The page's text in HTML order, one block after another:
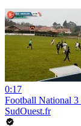
0:17
Football National
SudOuest.fr